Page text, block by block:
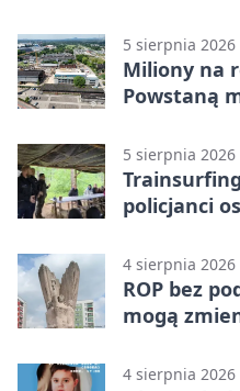
5 sierpnia 2026
Miliony na
Powstaną
5 sierpnia 2026
policjanci
4 sierpnia 2026
ROP bez
mogą
4 sierpnia 2026